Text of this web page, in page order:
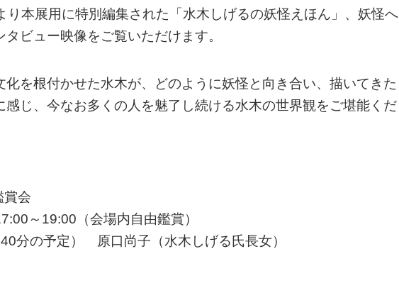
り本展用に特別編集された「水木しげるの妖怪えほん」、妖怪へ
ビュー映像をご覧いただけます。
を根付かせた水木が、どのように妖怪と向き合い、描いてきた
じ、今なお多くの人を魅了し続ける水木の世界観をご堪能くだ
賞会
～19:00（会場内自由鑑賞）
分の予定） 原口尚子（水木しげる氏長女）